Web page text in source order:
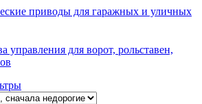
приводы для гаражных и уличных
управления для ворот, рольставен,